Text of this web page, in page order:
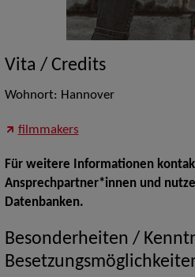
Vita / Credits
Wohnort: Hannover
filmmakers
Für weitere Informationen
Ansprechpartner*innen und
Datenbanken.
Besonderheiten /